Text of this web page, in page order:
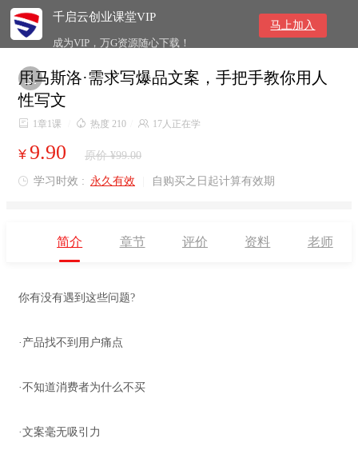
千启云创业课堂VIP
成为VIP，万G资源随心下载！
马上加入

用马斯洛·需求写爆品文案，手把手教你用人
性写文
 1章1课  热度 210  17人正在学
¥ 9.90 原价 ¥99.00
 学习时效 : 永久有效 自购买之日起计算有效期
简介 章节 评价 资料 老师
你有没有遇到这些问题?
·产品找不到用户痛点
·不知道消费者为什么不买
·文案毫无吸引力